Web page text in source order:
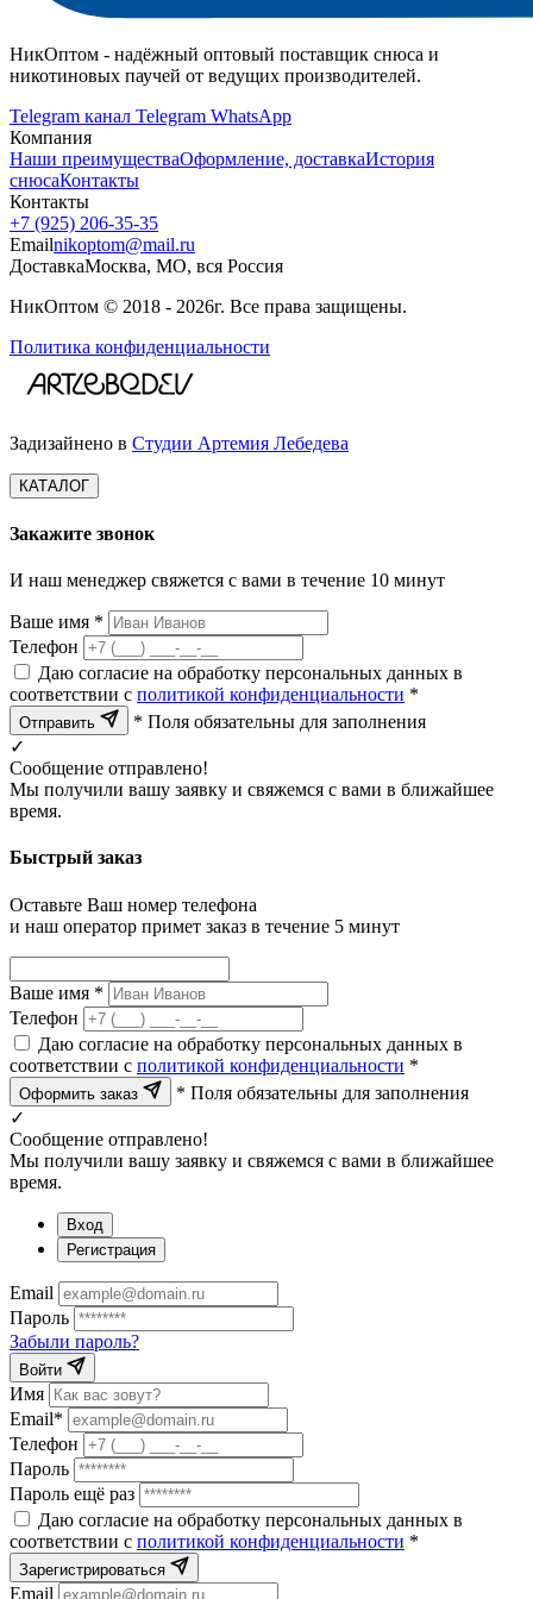
НикОптом - надёжный оптовый поставщик снюса и
никотиновых паучей от ведущих производителей.
Telegram канал Telegram WhatsApp
Компания
Наши преимуществаОформление, доставкаИстория
снюсаКонтакты
Контакты
+7 (925) 206‑35‑35
Emailnikoptom@mail.ru
ДоставкаМосква, МО, вся Россия
НикОптом © 2018 - 2026г. Все права защищены.
Политика конфиденциальности
Задизайнено в Студии Артемия Лебедева
КАТАЛОГ
Закажите звонок
И наш менеджер свяжется с вами в течение 10 минут
Ваше имя *
Телефон
Даю согласие на обработку персональных данных в
соответствии с политикой конфиденциальности *
Отправить
* Поля обязательны для заполнения
✓
Сообщение отправлено!
Мы получили вашу заявку и свяжемся с вами в ближайшее
время.
Быстрый заказ
Оставьте Ваш номер телефона
и наш оператор примет заказ в течение 5 минут
Ваше имя *
Телефон
Даю согласие на обработку персональных данных в
соответствии с политикой конфиденциальности *
Оформить заказ
* Поля обязательны для заполнения
✓
Сообщение отправлено!
Мы получили вашу заявку и свяжемся с вами в ближайшее
время.
Вход
Регистрация
Email
Пароль
Забыли пароль?
Войти
Имя
Email*
Телефон
Пароль
Пароль ещё раз
Даю согласие на обработку персональных данных в
соответствии с политикой конфиденциальности *
Зарегистрироваться
Email